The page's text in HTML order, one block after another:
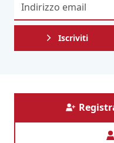
Iscriviti